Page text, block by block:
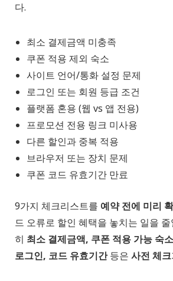
다.
최소 결제금액 미충족
쿠폰 적용 제외 숙소
사이트 언어/통화 설정 문제
로그인 또는 회원 등급 조건
플랫폼 혼용 (웹 vs 앱 전용)
프로모션 전용 링크 미사용
다른 할인과 중복 적용
브라우저 또는 장치 문제
쿠폰 코드 유효기간 만료
9가지 체크리스트를 예약 전에 미리
드 오류로 할인 혜택을 놓치는 일을
히 최소 결제금액, 쿠폰 적용 가능 숙
로그인, 코드 유효기간등은 사전 체크